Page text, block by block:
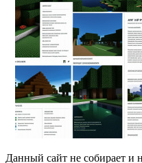
Данный сайт не собирает и